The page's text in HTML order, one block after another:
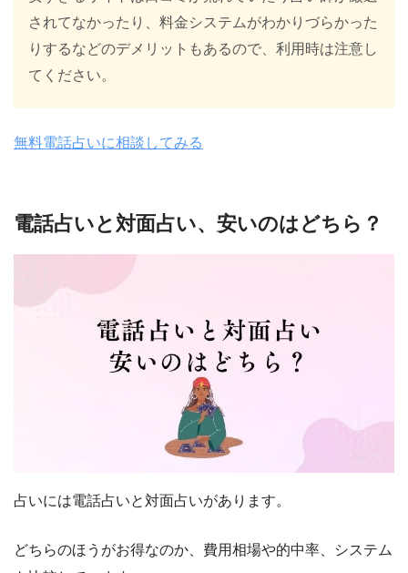
されてなかったり、料金システムがわかりづらかった
りするなどのデメリットもあるので、利用時は注意し
てください。
無料電話占いに相談してみる
電話占いと対面占い、安いのはどちら？
占いには電話占いと対面占いがあります。
どちらのほうがお得なのか、費用相場や的中率、システム